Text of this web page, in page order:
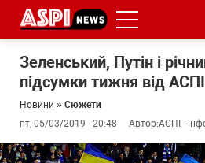
Зеленський, Путін і
підсумки тижня від
Новини » Сюжети
пт, 05/03/2019 - 20:48
Автор:АСПІ -